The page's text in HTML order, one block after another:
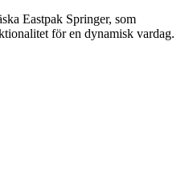
Eastpak Springer, som
för en dynamisk vardag.